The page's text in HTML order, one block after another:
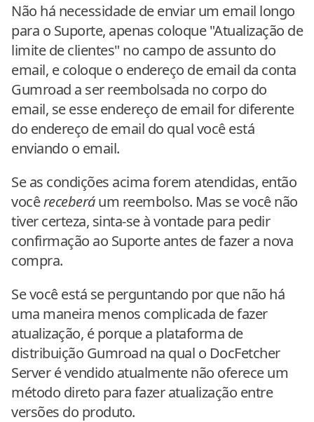
Não há necessidade de enviar um email longo
para o Suporte, apenas coloque "Atualização de
limite de clientes" no campo de assunto do
email, e coloque o endereço de email da conta
Gumroad a ser reembolsada no corpo do
email, se esse endereço de email for diferente
do endereço de email do qual você está
enviando o email.
Se as condições acima forem atendidas, então
vocêreceberáum reembolso. Mas se você não
tiver certeza, sinta-se à vontade para pedir
confirmação ao Suporte antes de fazer a nova
compra.
Se você está se perguntando por que não há
uma maneira menos complicada de fazer
atualização, é porque a plataforma de
distribuição Gumroad na qual o DocFetcher
Server é vendido atualmente não oferece um
método direto para fazer atualização entre
versões do produto.